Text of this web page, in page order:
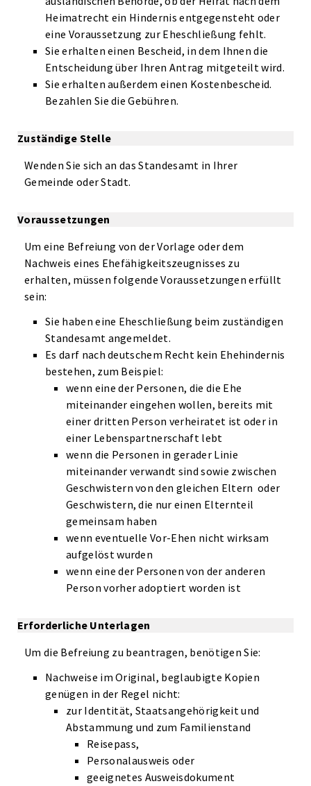
Heimatrecht ein Hindernis entgegensteht oder
eine Voraussetzung zur Eheschließung fehlt.
Sie erhalten einen Bescheid, in dem Ihnen die
Entscheidung über Ihren Antrag mitgeteilt wird.
Sie erhalten außerdem einen Kostenbescheid.
Bezahlen Sie die Gebühren.
Zuständige Stelle
Wenden Sie sich an das Standesamt in Ihrer
Gemeinde oder Stadt.
Voraussetzungen
Um eine Befreiung von der Vorlage oder dem
Nachweis eines Ehefähigkeitszeugnisses zu
erhalten, müssen folgende Voraussetzungen erfüllt
sein:
Sie haben eine Eheschließung beim zuständigen
Standesamt angemeldet.
Es darf nach deutschem Recht kein Ehehindernis
bestehen, zum Beispiel:
wenn eine der Personen, die die Ehe
miteinander eingehen wollen, bereits mit
einer dritten Person verheiratet ist oder in
einer Lebenspartnerschaft lebt
wenn die Personen in gerader Linie
miteinander verwandt sind sowie zwischen
Geschwistern von den gleichen Eltern oder
Geschwistern, die nur einen Elternteil
gemeinsam haben
wenn eventuelle Vor-Ehen nicht wirksam
aufgelöst wurden
wenn eine der Personen von der anderen
Person vorher adoptiert worden ist
Erforderliche Unterlagen
Um die Befreiung zu beantragen, benötigen Sie:
Nachweise im Original, beglaubigte Kopien
genügen in der Regel nicht:
zur Identität, Staatsangehörigkeit und
Abstammung und zum Familienstand
Reisepass,
Personalausweis oder
geeignetes Ausweisdokument